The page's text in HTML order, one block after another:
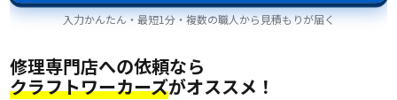
入力かんたん・最短1分・複数の職人から見積もりが届く
修理専門店への依頼なら
クラフトワーカーズがオススメ！